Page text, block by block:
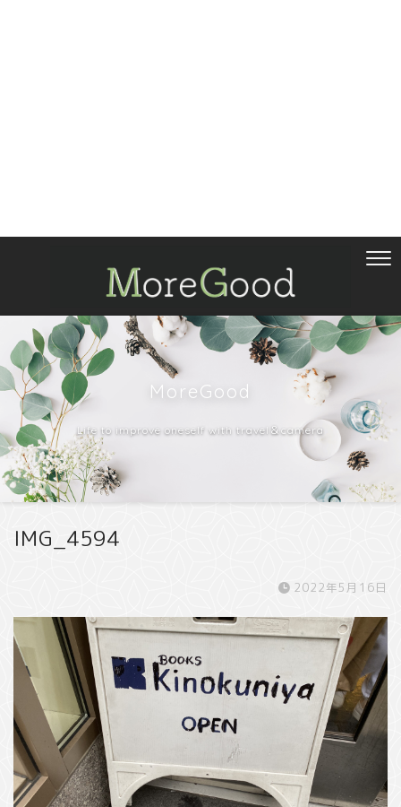
MoreGood
Life to improve oneself with travel＆camera
IMG_4594
2022年5月16日